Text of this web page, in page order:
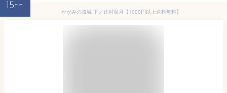
15th
かがみの孤城 下／辻村深月【1000円以上送料無料】